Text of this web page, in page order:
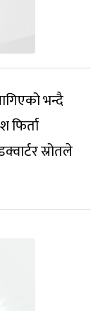
भन्दै
फिर्ता
स्रोतले